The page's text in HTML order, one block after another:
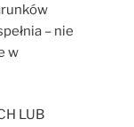
– nie
w
LUB